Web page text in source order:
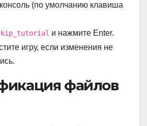
(по умолчанию клавиша
и нажмите Enter.
игру, если изменения не
файлов